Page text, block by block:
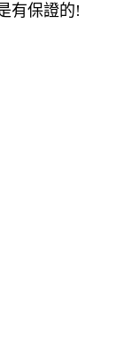
有保證的!